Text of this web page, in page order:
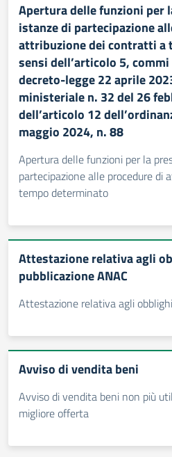
Apertura delle funzioni per
istanze di partecipazione
attribuzione dei contratti a
sensi dell’articolo 5, commi
decreto-legge 22 aprile
ministeriale n. 32 del 26
dell’articolo 12
maggio 2024, n. 88
Apertura delle funzioni per la
partecipazione alle procedure di
tempo determinato
Attestazione relativa agli
pubblicazione ANAC
Attestazione relativa agli
Avviso di vendita beni
Avviso di vendita beni non più
migliore offerta